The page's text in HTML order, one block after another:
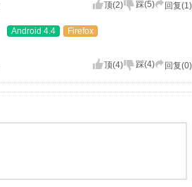
回复(1)
踩(5)
顶(2)
Android 4.4 Firefox
回复(0)
踩(4)
顶(4)